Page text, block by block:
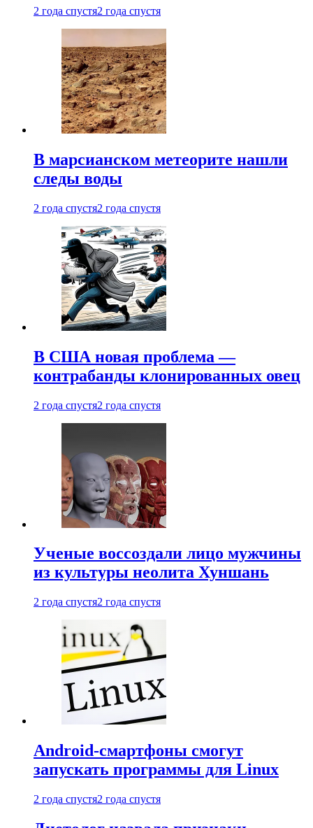
2 года спустя2 года спустя
В марсианском метеорите нашли
следы воды
2 года спустя2 года спустя
В США новая проблема —
контрабанды клонированных овец
2 года спустя2 года спустя
Ученые воссоздали лицо мужчины
из культуры неолита Хуншань
2 года спустя2 года спустя
Android-смартфоны смогут
запускать программы для Linux
2 года спустя2 года спустя